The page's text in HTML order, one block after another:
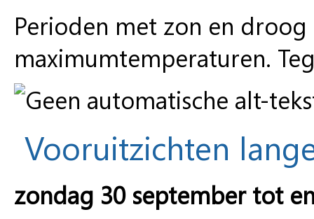
Perioden met zon en
maximumtemperaturen.
Vooruitzichten
zondag 30 september tot